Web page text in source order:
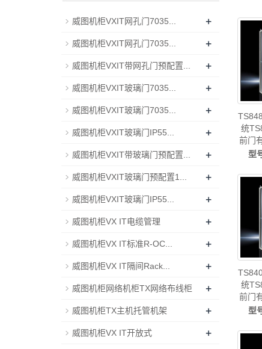
统
前门
柜威
型
统
前门
图电
型
威图机柜VXIT网孔门7035... +
威图机柜VXIT网孔门7035... +
威图机柜VXIT带网孔门预配置... +
威图机柜VXIT玻璃门7035... +
威图机柜VXIT玻璃门7035... +
威图机柜VXIT玻璃门IP55... +
威图机柜VXIT带玻璃门预配置... +
威图机柜VXIT玻璃门预配置1... +
威图机柜VXIT玻璃门IP55... +
威图机柜VX IT电缆管理 +
威图机柜VX IT标准R-OC... +
威图机柜VX IT隔间Rack... +
威图机柜网络机柜TX网络布线柜 +
威图机柜TX主机托管机架 +
威图机柜VX IT开放式 +